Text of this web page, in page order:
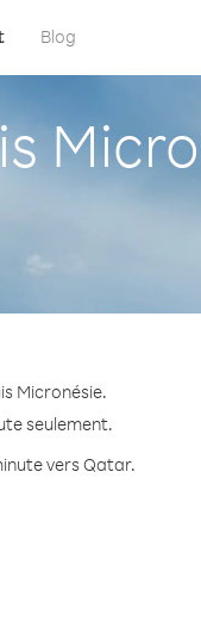
Blog
Micronésie.
seulement.
vers Qatar.